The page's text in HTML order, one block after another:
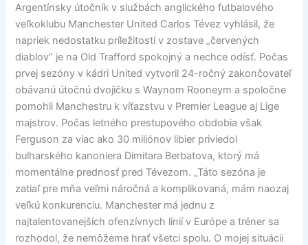
Argentínsky útočník v službách anglického futbalového
veľkoklubu Manchester United Carlos Tévez vyhlásil, že
napriek nedostatku príležitostí v zostave „červených
diablov“ je na Old Trafford spokojný a nechce odísť. Počas
prvej sezóny v kádri United vytvoril 24-ročný zakončovateľ
obávanú útočnú dvojičku s Waynom Rooneym a spoločne
pomohli Manchestru k víťazstvu v Premier League aj Lige
majstrov. Počas letného prestupového obdobia však
Ferguson za viac ako 30 miliónov libier priviedol
bulharského kanoniera Dimitara Berbatova, ktorý má
momentálne prednosť pred Tévezom. „Táto sezóna je
zatiaľ pre mňa veľmi náročná a komplikovaná, mám naozaj
veľkú konkurenciu. Manchester má jednu z
najtalentovanejších ofenzívnych línií v Európe a tréner sa
rozhodol, že nemôžeme hrať všetci spolu. O mojej situácii